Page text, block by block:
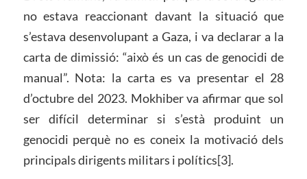
no estava reaccionant davant la situació que
s’estava desenvolupant a Gaza, i va declarar a la
carta de dimissió: “això és un cas de genocidi de
manual”. Nota: la carta es va presentar el 28
d’octubre del 2023. Mokhiber va afirmar que sol
ser difícil determinar si s’està produint un
genocidi perquè no es coneix la motivació dels
principals dirigents militars i polítics[3].